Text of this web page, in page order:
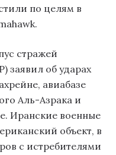
по целям в
стражей
заявил об ударах
авиабазе
Аль-Азрака и
Иранские военные
объект, в
с истребителями